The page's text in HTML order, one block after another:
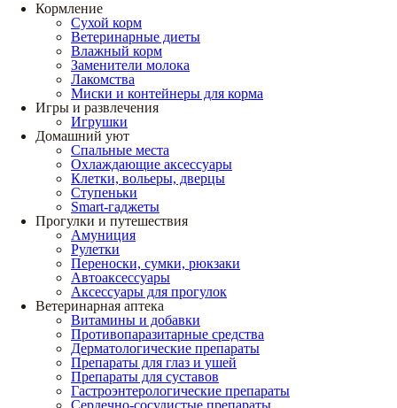
Кормление
Сухой корм
Ветеринарные диеты
Влажный корм
Заменители молока
Лакомства
Миски и контейнеры для корма
Игры и развлечения
Игрушки
Домашний уют
Спальные места
Охлаждающие аксессуары
Клетки, вольеры, дверцы
Ступеньки
Smart-гаджеты
Прогулки и путешествия
Амуниция
Рулетки
Переноски, сумки, рюкзаки
Автоаксессуары
Аксессуары для прогулок
Ветеринарная аптека
Витамины и добавки
Противопаразитарные средства
Дерматологические препараты
Препараты для глаз и ушей
Препараты для суставов
Гастроэнтерологические препараты
Сердечно-сосудистые препараты